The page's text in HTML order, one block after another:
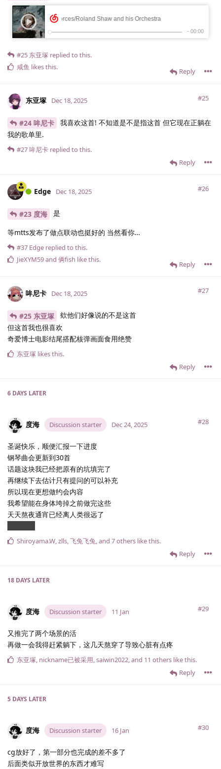
Reply
#25 东亚塚 replied to this.
咸鱼 likes this.
东亚塚 #25
Dec 18, 2025
#24 哞尼卡
我喜欢这首! 不知道是不是指这首 但它现在正躺在
我的歌单里.
Reply
#27哞尼卡 replied to this.
Edge #26
Dec 18, 2025
#23 度海 是
等mtts发布了做点联动也挺好的 当然看你…
Reply
#37 Edge replied to this.
JieXYM59and 俩fish like this.
哞尼卡 #27
Dec 18, 2025
#25 东亚塚
欸他们好像说的不是这首
但这首我也很喜欢
奇爱博士电影结尾搭配核弹画面食用绝赞
Reply
东亚塚 likes this.
6 DAYS LATER
度海 Discussion starter #28
Dec 24, 2025
圣诞快乐，顺便汇报一下进度
钢琴曲会更新到30首
话题这块我已经把原有的坑填完了
再继续下去估计只有提问的可以补充
所以现在更想做约会内容
我希望能在身体垮掉之前做完这些
天天熬夜通宵已经离人类很远了
Reply
Shiroyama.​W,zlls,飞兔飞兔, and 7others like this.
18 DAYS LATER
度海 Discussion starter #29
11 Jan
又推完了两个场景的活
再做一会我得赶紧躺下，这几天熬穿了导致心脏有点疼
Reply
东亚塚, nickname已被采用,saiwin2022, and 11 others like this.
5 DAYS LATER
度海 Discussion starter #30
16 Jan
cg放好了，第一部分也完成的差不多了
后面类似开放世界的东西才难写